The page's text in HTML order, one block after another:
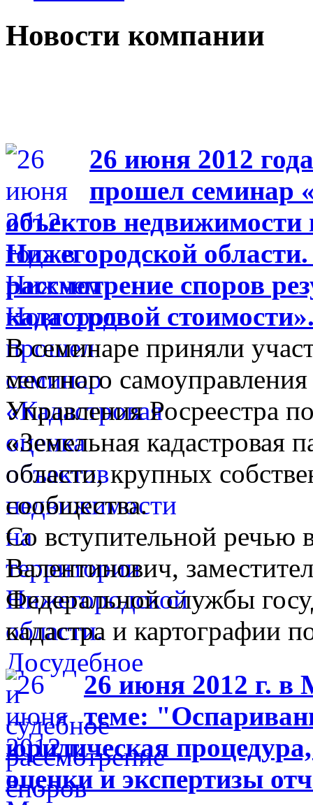
Новости компании
26 июня 2012
прошел семинар
объектов недвижимости
Нижегородской области.
рассмотрение споров
кадастровой
В семинаре приняли
местного
Управления Росреестра
«Земельная кадастровая
области, крупных
сообщества.
Со вступительной речью
Валентинович,
Федеральной службы
кадастра и картографии
26 июня 2012 г. в
теме:
юридическая
оценки и экспертизы